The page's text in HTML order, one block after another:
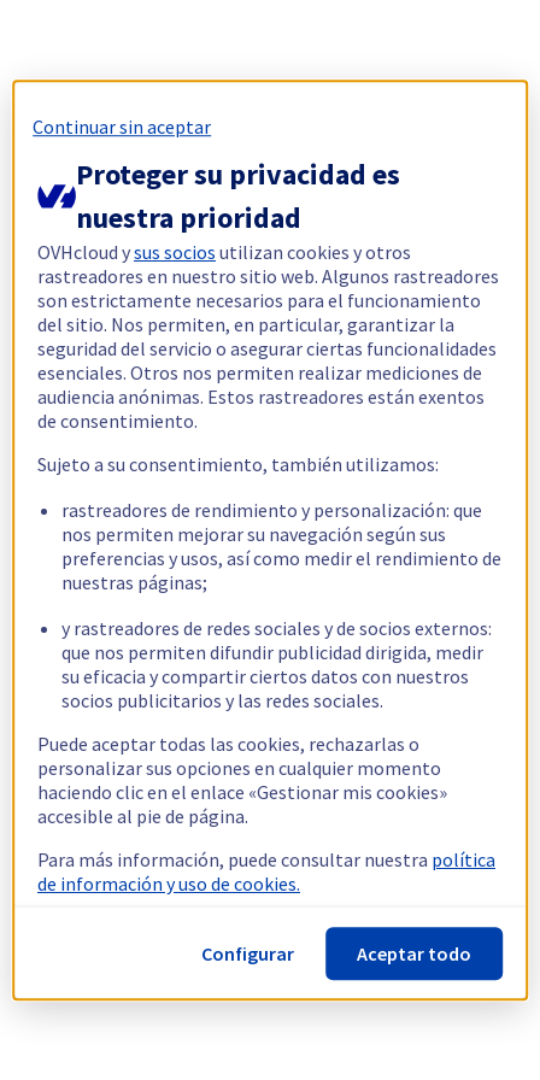
Continuar sin aceptar
Proteger su privacidad es
nuestra prioridad
OVHcloud ysus socios utilizan cookies y otros
rastreadores en nuestro sitio web. Algunos rastreadores
son estrictamente necesarios para el funcionamiento
del sitio. Nos permiten, en particular, garantizar la
seguridad del servicio o asegurar ciertas funcionalidades
esenciales. Otros nos permiten realizar mediciones de
audiencia anónimas. Estos rastreadores están exentos
de consentimiento.
Sujeto a su consentimiento, también utilizamos:
rastreadores de rendimiento y personalización: que
nos permiten mejorar su navegación según sus
preferencias y usos, así como medir el rendimiento de
nuestras páginas;
y rastreadores de redes sociales y de socios externos:
que nos permiten difundir publicidad dirigida, medir
su eficacia y compartir ciertos datos con nuestros
socios publicitarios y las redes sociales.
Puede aceptar todas las cookies, rechazarlas o
personalizar sus opciones en cualquier momento
haciendo clic en el enlace «Gestionar mis cookies»
accesible al pie de página.
Para más información, puede consultar nuestra política
de información y uso de cookies.
Configurar Aceptar todo